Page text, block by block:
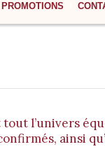
PROMOTIONS
tout l’univers
ainsi